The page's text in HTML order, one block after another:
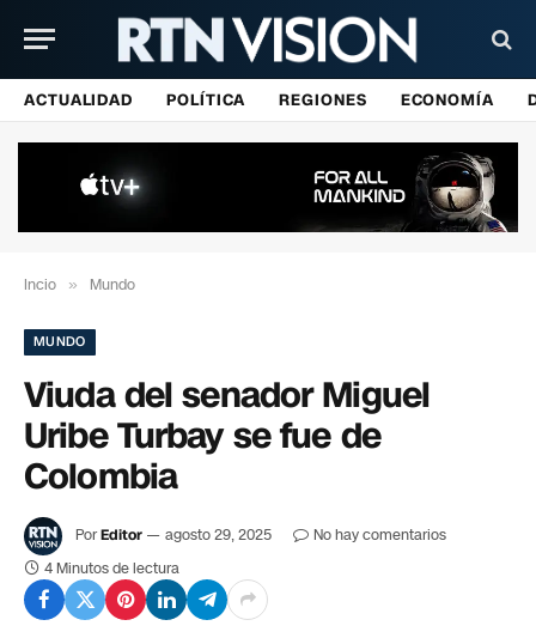
ACTUALIDAD POLÍTICA REGIONES ECONOMÍA
Incio » Mundo
MUNDO
Viuda del senador Miguel
Uribe Turbay se fue de
Colombia
PorEditor agosto 29, 2025
No hay comentarios
4 Minutos de lectura